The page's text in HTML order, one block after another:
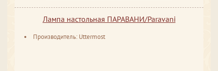
Лампа настольная ПАРАВАНИ/Paravani
Производитель: Uttermost